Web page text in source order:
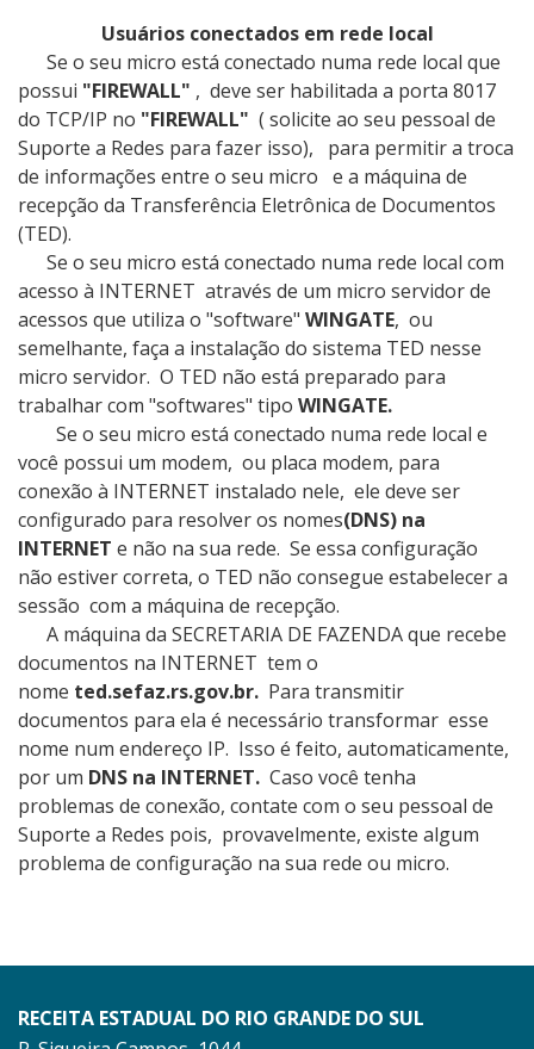
Usuários conectados em rede local
Se o seu micro está conectado numa rede local que
possui "FIREWALL" , deve ser habilitada a porta 8017
do TCP/IP no "FIREWALL" ( solicite ao seu pessoal de
Suporte a Redes para fazer isso), para permitir a troca
de informações entre o seu micro e a máquina de
recepção da Transferência Eletrônica de Documentos
(TED).
Se o seu micro está conectado numa rede local com
acesso à INTERNET através de um micro servidor de
acessos que utiliza o "software" WINGATE, ou
semelhante, faça a instalação do sistema TED nesse
micro servidor. O TED não está preparado para
trabalhar com "softwares" tipo WINGATE.
Se o seu micro está conectado numa rede local e
você possui um modem, ou placa modem, para
conexão à INTERNET instalado nele, ele deve ser
configurado para resolver os nomes(DNS) na
INTERNET e não na sua rede. Se essa configuração
não estiver correta, o TED não consegue estabelecer a
sessão com a máquina de recepção.
A máquina da SECRETARIA DE FAZENDA que recebe
documentos na INTERNET tem o
nome ted.sefaz.rs.gov.br. Para transmitir
documentos para ela é necessário transformar esse
nome num endereço IP. Isso é feito, automaticamente,
por um DNS na INTERNET. Caso você tenha
problemas de conexão, contate com o seu pessoal de
Suporte a Redes pois, provavelmente, existe algum
problema de configuração na sua rede ou micro.
RECEITA ESTADUAL DO RIO GRANDE DO SUL